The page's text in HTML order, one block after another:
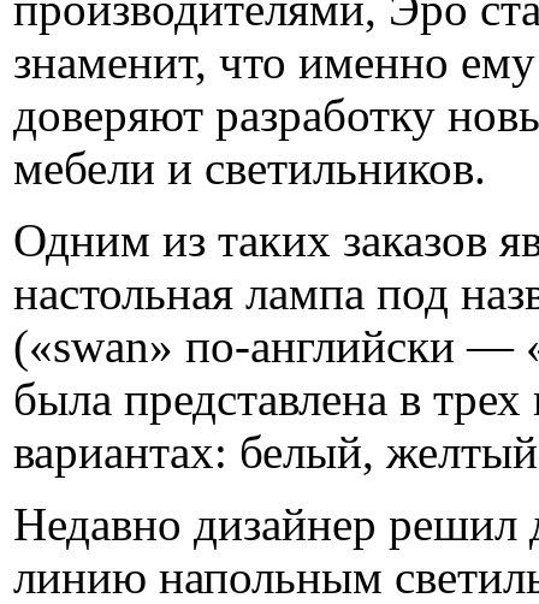
знаменит, что именно
доверяют разработку
мебели и светильников.
Одним из таких заказов
настольная лампа под
(«swan» по-английски —
была представлена в
вариантах: белый,
Недавно дизайнер решил
линию напольным